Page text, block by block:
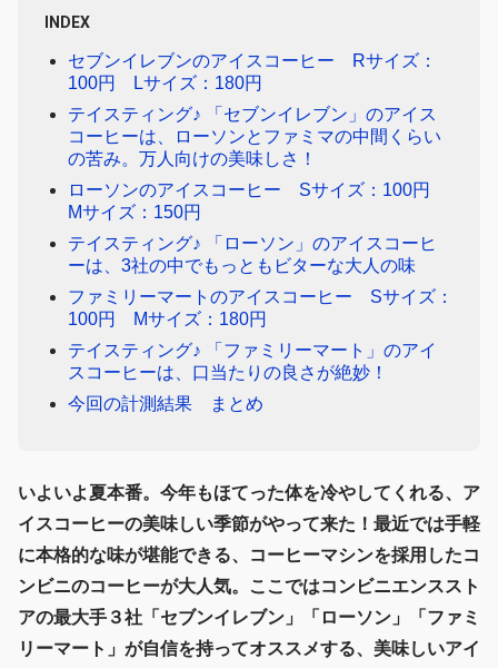
INDEX
セブンイレブンのアイスコーヒー Rサイズ：
100円 Lサイズ：180円
テイスティング♪ 「セブンイレブン」のアイス
コーヒーは、ローソンとファミマの中間くらい
の苦み。万人向けの美味しさ！
ローソンのアイスコーヒー Sサイズ：100円
Mサイズ：150円
テイスティング♪ 「ローソン」のアイスコーヒ
ーは、3社の中でもっともビターな大人の味
ファミリーマートのアイスコーヒー Sサイズ：
100円 Mサイズ：180円
テイスティング♪ 「ファミリーマート」のアイ
スコーヒーは、口当たりの良さが絶妙！
今回の計測結果 まとめ
いよいよ夏本番。今年もほてった体を冷やしてくれる、ア
イスコーヒーの美味しい季節がやって来た！最近では手軽
に本格的な味が堪能できる、コーヒーマシンを採用したコ
ンビニのコーヒーが大人気。ここではコンビニエンススト
アの最大手３社「セブンイレブン」「ローソン」「ファミ
リーマート」が自信を持ってオススメする、美味しいアイ